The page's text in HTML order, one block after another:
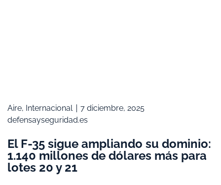
Aire, Internacional
7 diciembre, 2025
defensayseguridad.es
El F-35 sigue ampliando su dominio:
1.140 millones de dólares más para
lotes 20 y 21